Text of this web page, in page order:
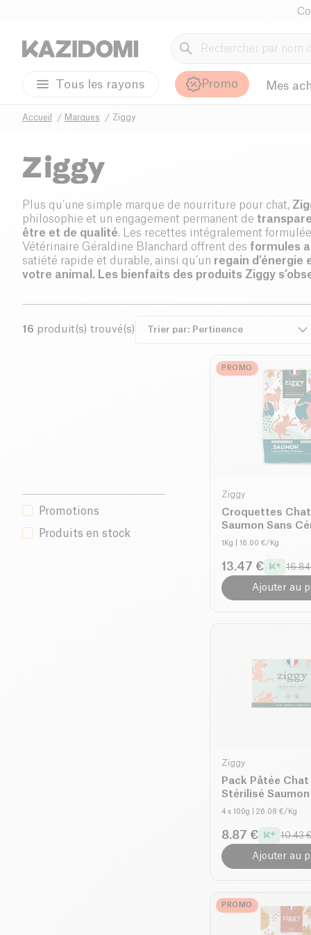
Tous les rayons Promo Mes
Accueil Marques Ziggy
Ziggy
Plus qu’une simple marque de nourriture pour chat,
philosophie et un engagement permanent de
être et de qualité. Les recettes intégralement
Vétérinaire Géraldine Blanchard offrent des formules
satiété rapide et durable, ainsi qu’un regain d’énergie
votre animal. Les bienfaits des produits Ziggy
soyeuxet les selles moins fréquentes et moins
16 produit(s) trouvé(s)
Promotions
Produits en stock
PROMO
Ziggy
Croquettes
Saumon Sans
1Kg | 16.00 €/Kg
13.47 €
Ajouter au
Ziggy
Pack Pâtée
Stérilisé Saumon
4 x 100g | 26.08 €/Kg
8.87 € 10.43 €
Ajouter au
PROMO